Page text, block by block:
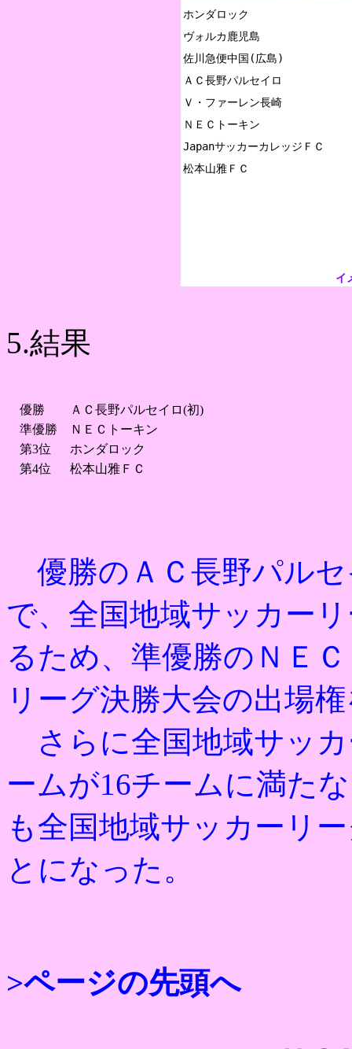
ホンダロック
ヴォルカ鹿児島
佐川急便中国(広島)
ＡＣ長野パルセイロ
Ｖ・ファーレン長崎
ＮＥＣトーキン
JapanサッカーカレッジＦＣ
イ
5.結果
優勝
ＡＣ長野パルセイロ(初)
準優勝
ＮＥＣトーキン
第3位
ホンダロック
第4位
松本山雅ＦＣ
優勝のＡＣ長野パル
で、全国地域サッカー
るため、 準優勝のＮＥ
リーグ決勝大会の出場
さらに全国地域サッ
ームが16チームに満た
も全国地域サッカーリ
とになった。
>ページの先頭へ